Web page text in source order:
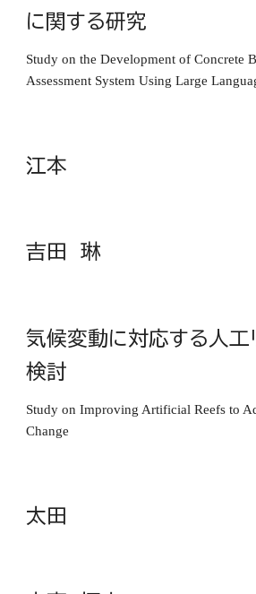
に関する研究
Study on the Development of Concrete
Assessment System Using Large
江本
吉田 琳
気候変動に対応する人工
検討
Study on Improving Artificial Reefs to
Change
太田